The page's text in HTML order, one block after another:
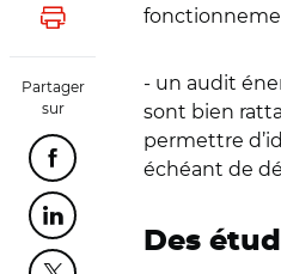
Lancer l'impression
Partager
sur
Partager cette page sur
Partager cette page sur
- un audit
sont bien
permettre
échéant de
Des